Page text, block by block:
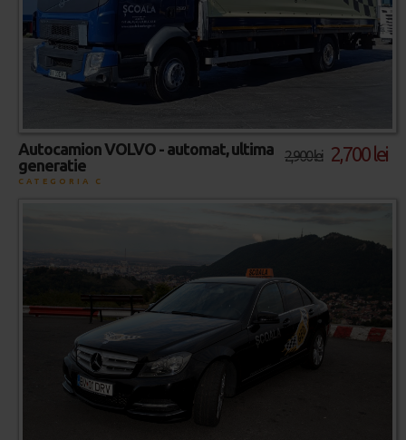
2,900 lei 2,700 lei
Autocamion VOLVO - automat, ultima
generatie
CATEGORIA C